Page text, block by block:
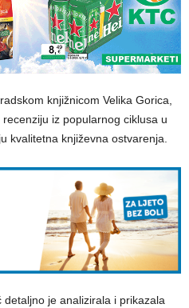
knjižnicom Velika Gorica,
iz popularnog ciklusa u
kvalitetna književna ostvarenja.
je analizirala i prikazala